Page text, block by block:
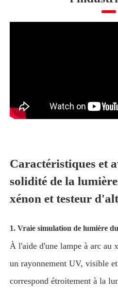
Caractéristiques et
solidité de la
xénon et testeur
1. Vraie simulation de lumière
À l'aide d'une lampe à arc au
un rayonnement UV, visible
correspond étroitement à la